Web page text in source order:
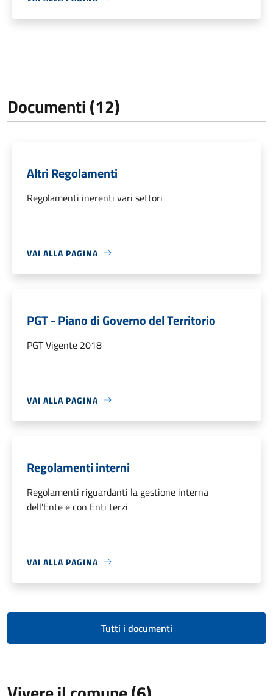
Documenti (12)
Altri Regolamenti
Regolamenti inerenti vari settori
VAI ALLA PAGINA
PGT - Piano di Governo del Territorio
PGT Vigente 2018
VAI ALLA PAGINA
Regolamenti interni
Regolamenti riguardanti la gestione interna
dell'Ente e con Enti terzi
VAI ALLA PAGINA
Tutti i documenti